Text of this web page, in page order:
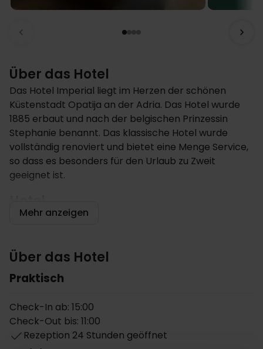
Über das Hotel
Das Hotel Imperial liegt im Herzen der schönen
Küstenstadt Opatija an der Adria. Das Hotel wurde
1885 erbaut und nach der belgischen Prinzessin
Stephanie benannt. Das klassische Hotel wurde
vollständig renoviert und bietet eine Menge Service,
so dass es besonders für den Urlaub zu Zweit
geeignet ist.
Das 4-Sterne Hotel hat eine gute Lage im Zentrum
wobei die historischen Details und die Eleganz des
Secession-Stiles behutsam bewahrt wurden. Das
kontinentalen Küche sowie der Mittelmeerküche an.
Im Café Imperial können Sie außerdem
hausgemachte Desserts und heißen Kaffee
genießen.
Mehr anzeigen
Über das Hotel
Praktisch
Check-In ab: 15:00
Check-Out bis: 11:00
Rezeption 24 Stunden geöffnet